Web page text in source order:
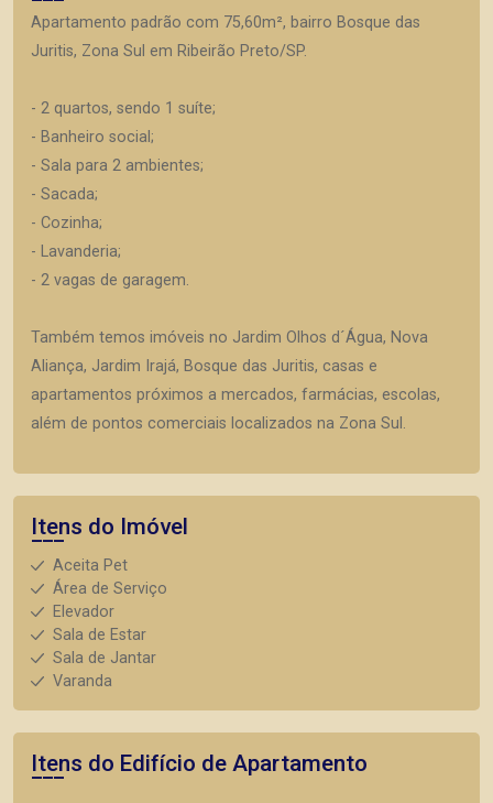
Apartamento padrão com 75,60m², bairro Bosque das
Juritis, Zona Sul em Ribeirão Preto/SP.
- 2 quartos, sendo 1 suíte;
- Banheiro social;
- Sala para 2 ambientes;
- Sacada;
- Cozinha;
- Lavanderia;
- 2 vagas de garagem.
Também temos imóveis no Jardim Olhos d´Água, Nova
Aliança, Jardim Irajá, Bosque das Juritis, casas e
apartamentos próximos a mercados, farmácias, escolas,
além de pontos comerciais localizados na Zona Sul.
Itens do Imóvel
Aceita Pet
Área de Serviço
Elevador
Sala de Estar
Sala de Jantar
Varanda
Itens do Edifício de Apartamento